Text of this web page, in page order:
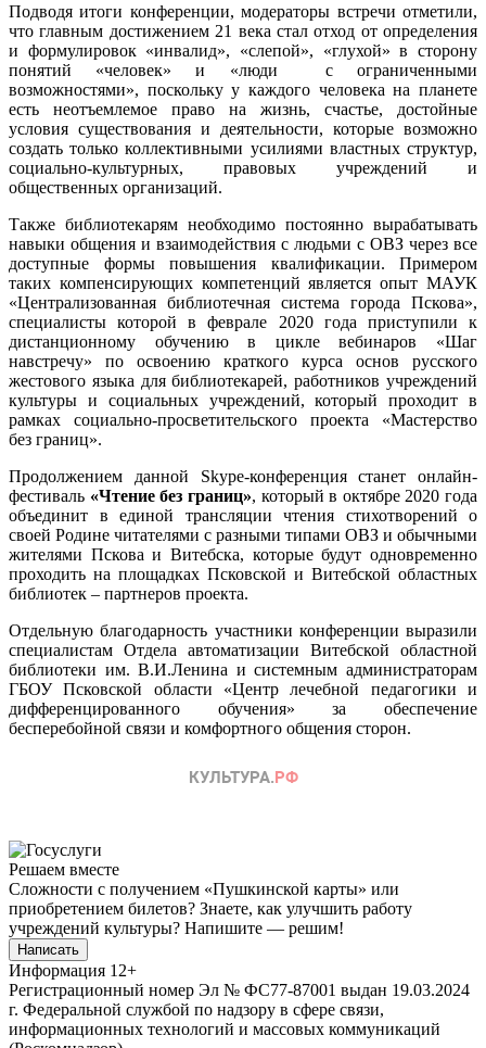
Подводя итоги конференции, модераторы встречи отметили,
что главным достижением 21 века стал отход от определения
и формулировок «инвалид», «слепой», «глухой» в сторону
понятий «человек» и «люди с ограниченными
возможностями», поскольку у каждого человека на планете
есть неотъемлемое право на жизнь, счастье, достойные
условия существования и деятельности, которые возможно
создать только коллективными усилиями властных структур,
социально-культурных, правовых учреждений и
общественных организаций.
Также библиотекарям необходимо постоянно вырабатывать
навыки общения и взаимодействия с людьми с ОВЗ через все
доступные формы повышения квалификации. Примером
таких компенсирующих компетенций является опыт МАУК
«Централизованная библиотечная система города Пскова»,
специалисты которой в феврале 2020 года приступили к
дистанционному обучению в цикле вебинаров «Шаг
навстречу» по освоению краткого курса основ русского
жестового языка для библиотекарей, работников учреждений
культуры и социальных учреждений, который проходит в
рамках социально-просветительского проекта «Мастерство
без границ».
Продолжением данной Skype-конференция станет онлайн-
фестиваль «Чтение без границ», который в октябре 2020 года
объединит в единой трансляции чтения стихотворений о
своей Родине читателями с разными типами ОВЗ и обычными
жителями Пскова и Витебска, которые будут одновременно
проходить на площадках Псковской и Витебской областных
библиотек – партнеров проекта.
Отдельную благодарность участники конференции выразили
специалистам Отдела автоматизации Витебской областной
библиотеки им. В.И.Ленина и системным администраторам
ГБОУ Псковской области «Центр лечебной педагогики и
дифференцированного обучения» за обеспечение
бесперебойной связи и комфортного общения сторон.
Решаем вместе
Сложности с получением «Пушкинской карты» или
приобретением билетов? Знаете, как улучшить работу
учреждений культуры? Напишите — решим!
Написать
Информация 12+
Регистрационный номер Эл № ФС77-87001 выдан 19.03.2024
г. Федеральной службой по надзору в сфере связи,
информационных технологий и массовых коммуникаций